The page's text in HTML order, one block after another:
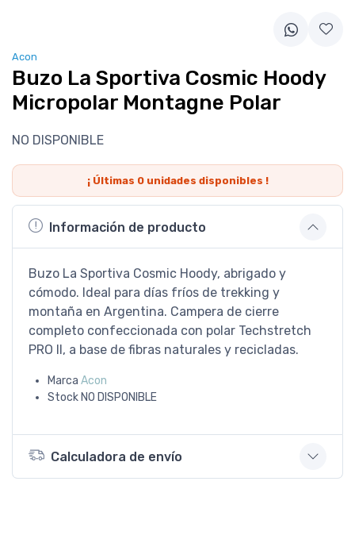
Acon
Buzo La Sportiva Cosmic Hoody
Micropolar Montagne Polar
NO DISPONIBLE
¡ Últimas 0unidades disponibles !
Información de producto
Buzo La Sportiva Cosmic Hoody, abrigado y
cómodo. Ideal para días fríos de trekking y
montaña en Argentina. Campera de cierre
completo confeccionada con polar Techstretch
PRO II, a base de fibras naturales y recicladas.
Marca Acon
Stock NO DISPONIBLE
Calculadora de envío